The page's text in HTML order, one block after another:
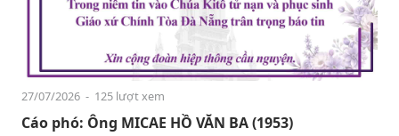
27/07/2026 - 125 lượt xem
Cáo phó: Ông MICAE HỒ VĂN BA (1953)